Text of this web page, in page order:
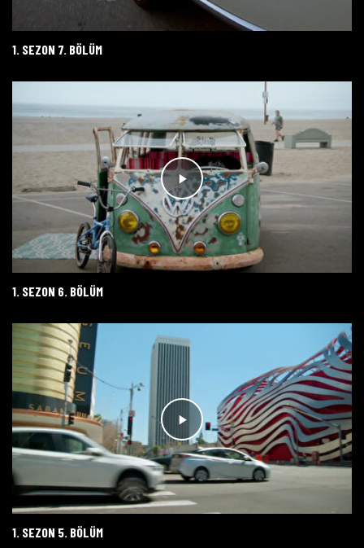
1. SEZON 7. BÖLÜM
1. SEZON 6. BÖLÜM
1. SEZON 5. BÖLÜM